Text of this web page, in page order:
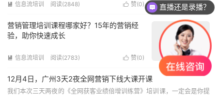
 赞(0)
 信息流培训 阅读(2848)
营销管理培训课程哪家好？15年的营销经
验，助你快速成长
 赞(0)
 信息流培训 阅读(2783)
12月4日，广州3天2夜全网营销下线大课开课
我们本次三天两夜的《全网获客业绩倍增训练营》培训课，一定会是你提
直播还是录播？